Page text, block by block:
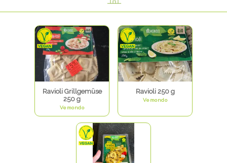
Ravioli Grillgemüse
250 g
Vemondo
Ravioli 250 g
Vemondo